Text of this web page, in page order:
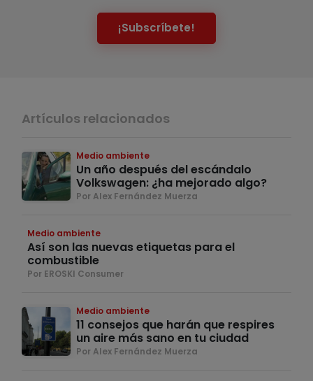
¡Subscríbete!
Artículos relacionados
Medio ambiente
Un año después del escándalo
Volkswagen: ¿ha mejorado algo?
Por Alex Fernández Muerza
Medio ambiente
Así son las nuevas etiquetas para el
combustible
Por EROSKI Consumer
Medio ambiente
11 consejos que harán que respires
un aire más sano en tu ciudad
Por Alex Fernández Muerza